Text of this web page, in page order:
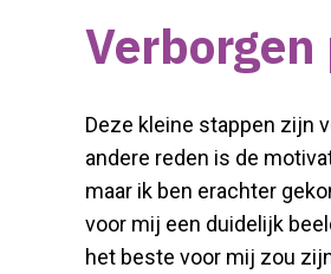
Verborgen
Deze kleine stappen zijn
andere reden is de
maar ik ben erachter
voor mij een duidelijk
het beste voor mij zou